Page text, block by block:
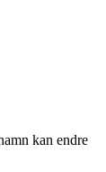
kan endre